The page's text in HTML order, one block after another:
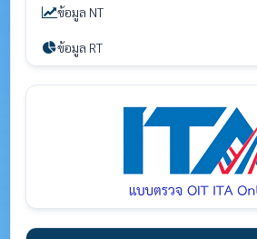
ข้อมูล NT
ข้อมูล RT